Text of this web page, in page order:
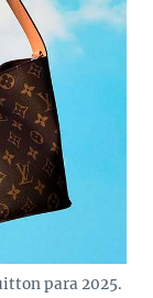
para 2025.